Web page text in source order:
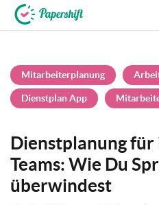
Mitarbeiterplanung
Dienstplan App
Dienstplanung
Teams: Wie Du
überwindest